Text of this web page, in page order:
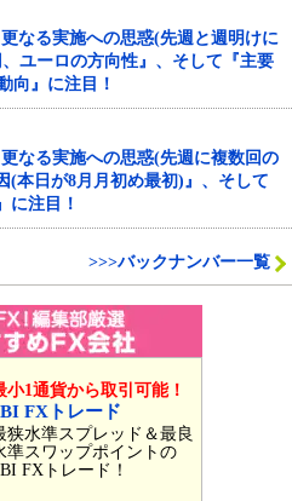
なる実施への思惑(先週と週明けに
ユーロの方向性』、そして『主要
向』に注目！
なる実施への思惑(先週に複数回の
(本日が8月月初め最初)』、そして
に注目！
>>>バックナンバー一覧
小1通貨から取引可能！
FXトレード
狭水準スプレッド＆最良
準スワップポイントの
FXトレード！